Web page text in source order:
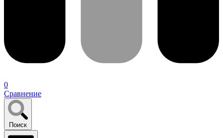
0
Сравнение
Поиск